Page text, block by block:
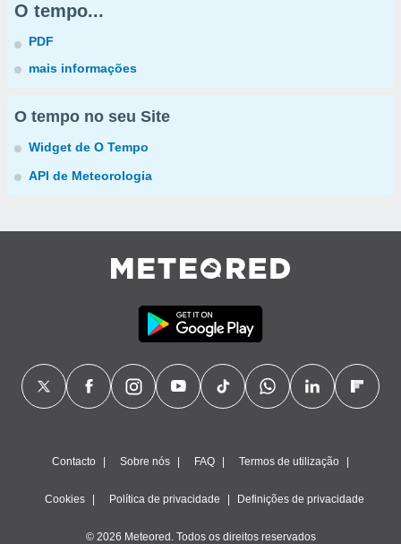
O tempo...
PDF
mais informações
O tempo no seu Site
Widget de O Tempo
API de Meteorologia
Contacto Sobre nós FAQ Termos de utilização
Cookies Política de privacidade Definições de privacidade
© 2026 Meteored. Todos os direitos reservados